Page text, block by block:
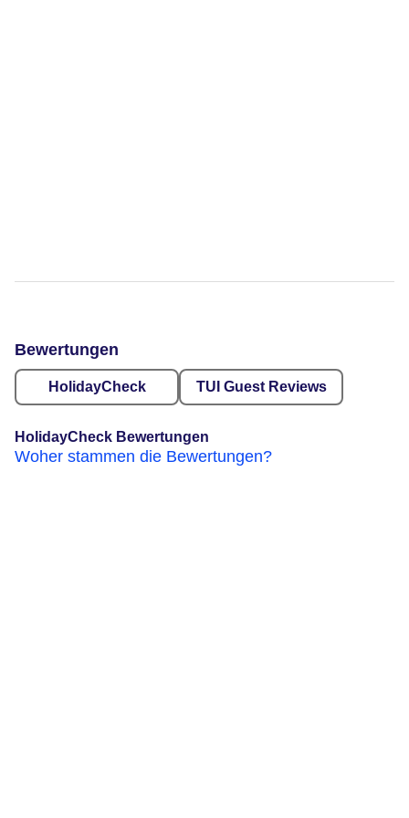
Bewertungen
HolidayCheck TUI Guest Reviews
HolidayCheck Bewertungen
Woher stammen die Bewertungen?